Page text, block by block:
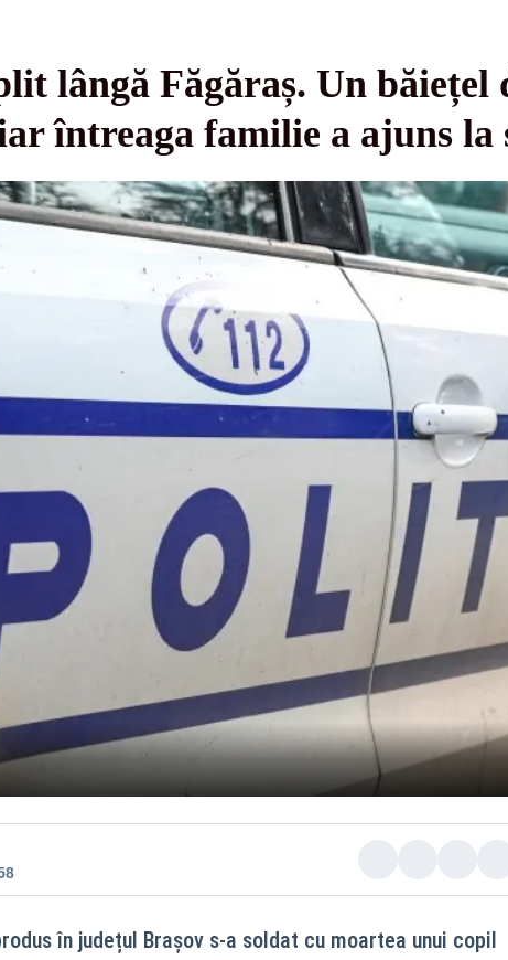
lângă Făgăraș. Un băiețel
întreaga familie a ajuns la
în județul Brașov s-a soldat cu moartea unui copil